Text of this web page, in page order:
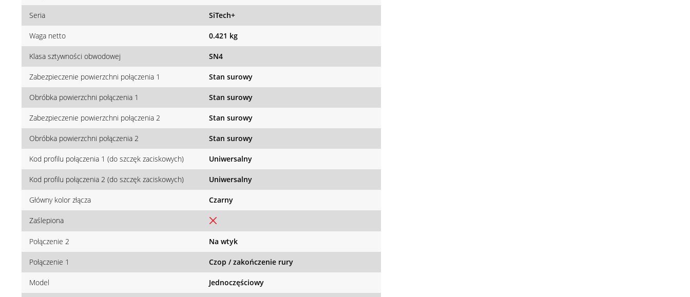
Seria SiTech+
Waga netto 0.421 kg
Klasa sztywności obwodowej SN4
Zabezpieczenie powierzchni połączenia 1 Stan surowy
Obróbka powierzchni połączenia 1 Stan surowy
Zabezpieczenie powierzchni połączenia 2 Stan surowy
Obróbka powierzchni połączenia 2 Stan surowy
Kod profilu połączenia 1 (do szczęk zaciskowych) Uniwersalny
Kod profilu połączenia 2 (do szczęk zaciskowych) Uniwersalny
Główny kolor złącza Czarny
Zaślepiona
Połączenie 2 Na wtyk
Połączenie 1 Czop / zakończenie rury
Model Jednoczęściowy